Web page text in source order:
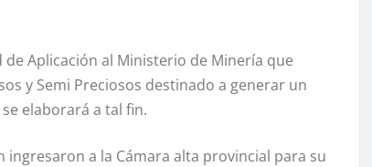
Aplicación al Ministerio de Minería que
y Semi Preciosos destinado a generar un
elaborará a tal fin.
a la Cámara alta provincial para su